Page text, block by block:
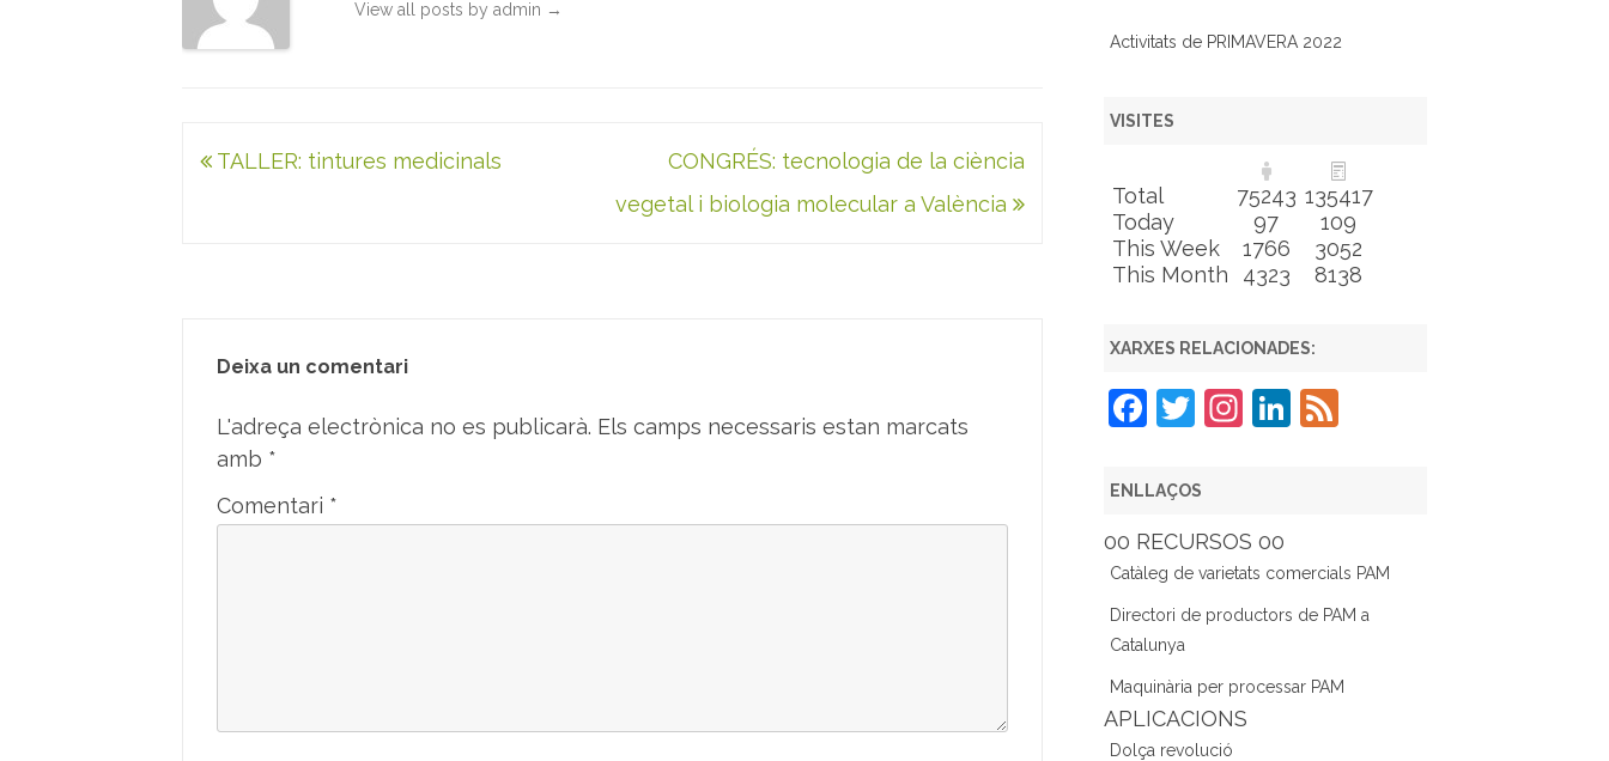
View all posts by admin →
Navegació
TALLER: tintures medicinals
CONGRÉS: tecnologia de la ciència
vegetal i biologia molecular a València
Deixa un comentari
L'adreça electrònica no es publicarà. Els camps necessaris estan marcats
amb *
Comentari *
Activitats de PRIMAVERA 2022
VISITES
Total 75243 135417
Today
97
109
This Week
1766
3052
This Month
4323 8138
XARXES RELACIONADES:
F
c
e
b
o
o
k
T
itt
er
In
gr
a
m
Li
dI
n
F
ENLLAÇOS
00 RECURSOS 00
Catàleg de varietats comercials PAM
Directori de productors de PAM a
Catalunya
Maquinària per processar PAM
APLICACIONS
Dolça revolució